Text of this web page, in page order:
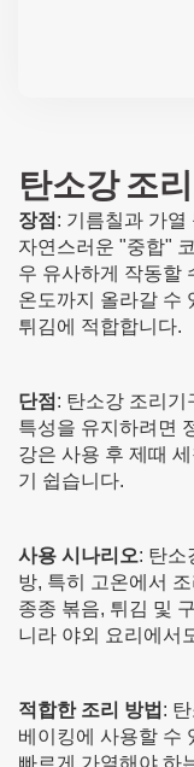
탄소강 조
장점 : 기름칠과 가열
자연스러운 "중합"
우 유사하게 작동할
온도까지 올라갈 수
튀김에 적합합니다.
단점 : 탄소강 조리기
특성을 유지하려면
강은 사용 후 제때
기 쉽습니다.
사용 시나리오: 탄소
방, 특히 고온에서
종종 볶음, 튀김 및
니라 야외 요리에서
적합한 조리 방법 :
베이킹에 사용할 수
빠르게 가열해야 하